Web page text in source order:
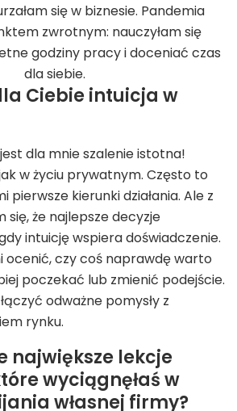
się w biznesie. Pandemia
zwrotnym: nauczyłam się
godziny pracy i doceniać czas
dla siebie.
Ciebie intuicja w
dla mnie szalenie istotna!
w życiu prywatnym. Często to
pierwsze kierunki działania. Ale z
się, że najlepsze decyzje
intuicję wspiera doświadczenie.
ocenić, czy coś naprawdę warto
poczekać lub zmienić podejście.
odważne pomysły z
rynku.
największe lekcje
wyciągnęłaś w
własnej firmy?